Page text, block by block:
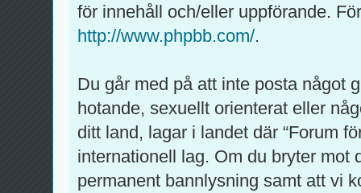
för innehåll och/eller uppförande.
http://www.phpbb.com/.
Du går med på att inte posta något
hotande, sexuellt orienterat eller
ditt land, lagar i landet där “Forum
internationell lag. Om du bryter mot
permanent bannlysning samt att vi